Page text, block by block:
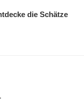
die Schätze